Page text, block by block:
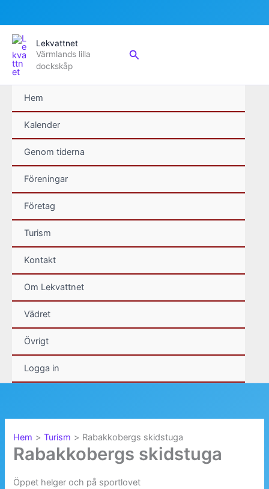
Hoppa
innehåll
Lekvattnet
Värmlands lilla
dockskåp
Sök
Hem
Kalender
Genom tiderna
Föreningar
Företag
Turism
Kontakt
Om Lekvattnet
Vädret
Övrigt
Logga in
Hem Turism Rabakkobergs skidstuga
Rabakkobergs skidstuga
Öppet helger och på sportlovet